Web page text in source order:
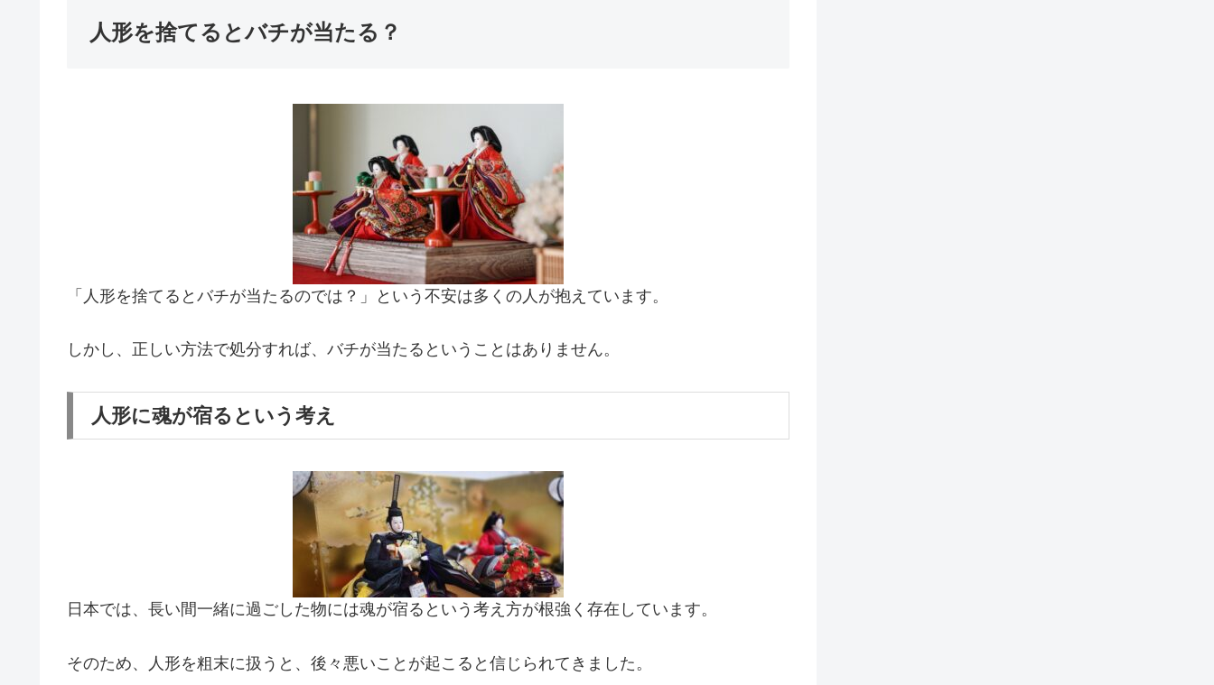
人形を捨てるとバチが当たる？
「人形を捨てるとバチが当たるのでは？」という不安は多くの人が抱えています。
しかし、正しい方法で処分すれば、バチが当たるということはありません。
人形に魂が宿るという考え
日本では、長い間一緒に過ごした物には魂が宿るという考え方が根強く存在しています。
そのため、人形を粗末に扱うと、後々悪いことが起こると信じられてきました。